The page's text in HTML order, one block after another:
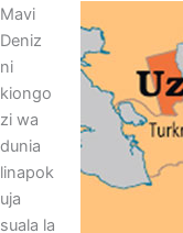
Mavi
Deniz
ni
kiongo
zi wa
dunia
linapok
uja
suala la